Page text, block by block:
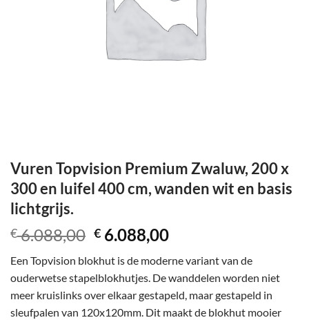
Vuren Topvision Premium Zwaluw, 200 x
300 en luifel 400 cm, wanden wit en basis
lichtgrijs.
€6.088,00 Oorspronkelijke
was:
€ 6.088,00.
€ 6.088,00Huidige
is:
€ 6.088,00.
Een Topvision blokhut is de moderne variant van de
ouderwetse stapelblokhutjes. De wanddelen worden niet
meer kruislinks over elkaar gestapeld, maar gestapeld in
sleufpalen van 120x120mm. Dit maakt de blokhut mooier